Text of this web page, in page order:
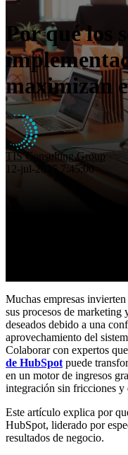
Eficiencia
Insights
Nosotros
Contacto
Por qué los
maximizan
TIS Consulting Group
12-jul-2025 7:45:00
Muchas empresas
sus procesos de marketing
deseados debido a una
aprovechamiento del
Colaborar con expertos
de HubSpot puede
en un motor de ingresos
integración sin fricciones y
Este artículo explica por
HubSpot, liderado por
resultados de negocio.